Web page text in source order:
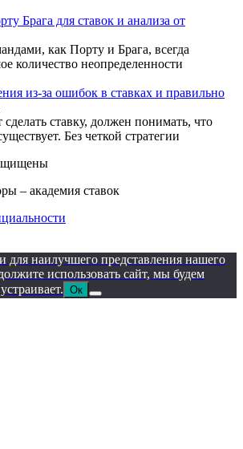
Брага для ставок и анализа от
как Порту и Брага, всегда
количество неопределенности
из-за ошибок в ставках и правильно
ставку, должен понимать, что
Без четкой стратегии
– академия ставок
для наилучшего представления нашего
использовать сайт, мы будем
Ок